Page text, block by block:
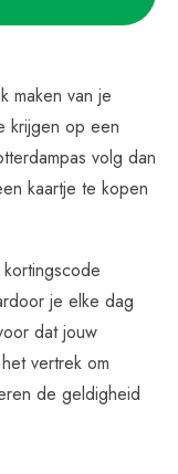
maken van je
krijgen op een
volg dan
kaartje te kopen
je elke dag
dat jouw
vertrek om
de geldigheid